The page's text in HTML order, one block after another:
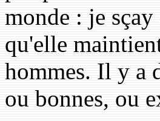
monde : je
qu'elle
hommes. Il y a
ou bonnes, ou